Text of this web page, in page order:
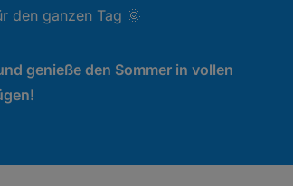
den ganzen Tag 🌞
genieße den Sommer in vollen